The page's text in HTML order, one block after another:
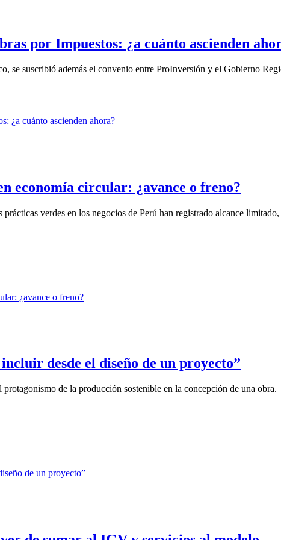
por Impuestos: ¿a cuánto ascienden
se suscribió además el convenio entre ProInversión y el Gobierno
economía circular: ¿avance o freno?
verdes en los negocios de Perú han registrado alcance
desde el diseño de un proyecto”
de la producción sostenible en la concepción de una obra.